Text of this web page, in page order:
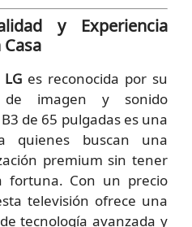
y Experiencia
es reconocida por su
de imagen y sonido
de 65 pulgadas es una
quienes buscan una
premium sin tener
fortuna. Con un precio
televisión ofrece una
tecnología avanzada y